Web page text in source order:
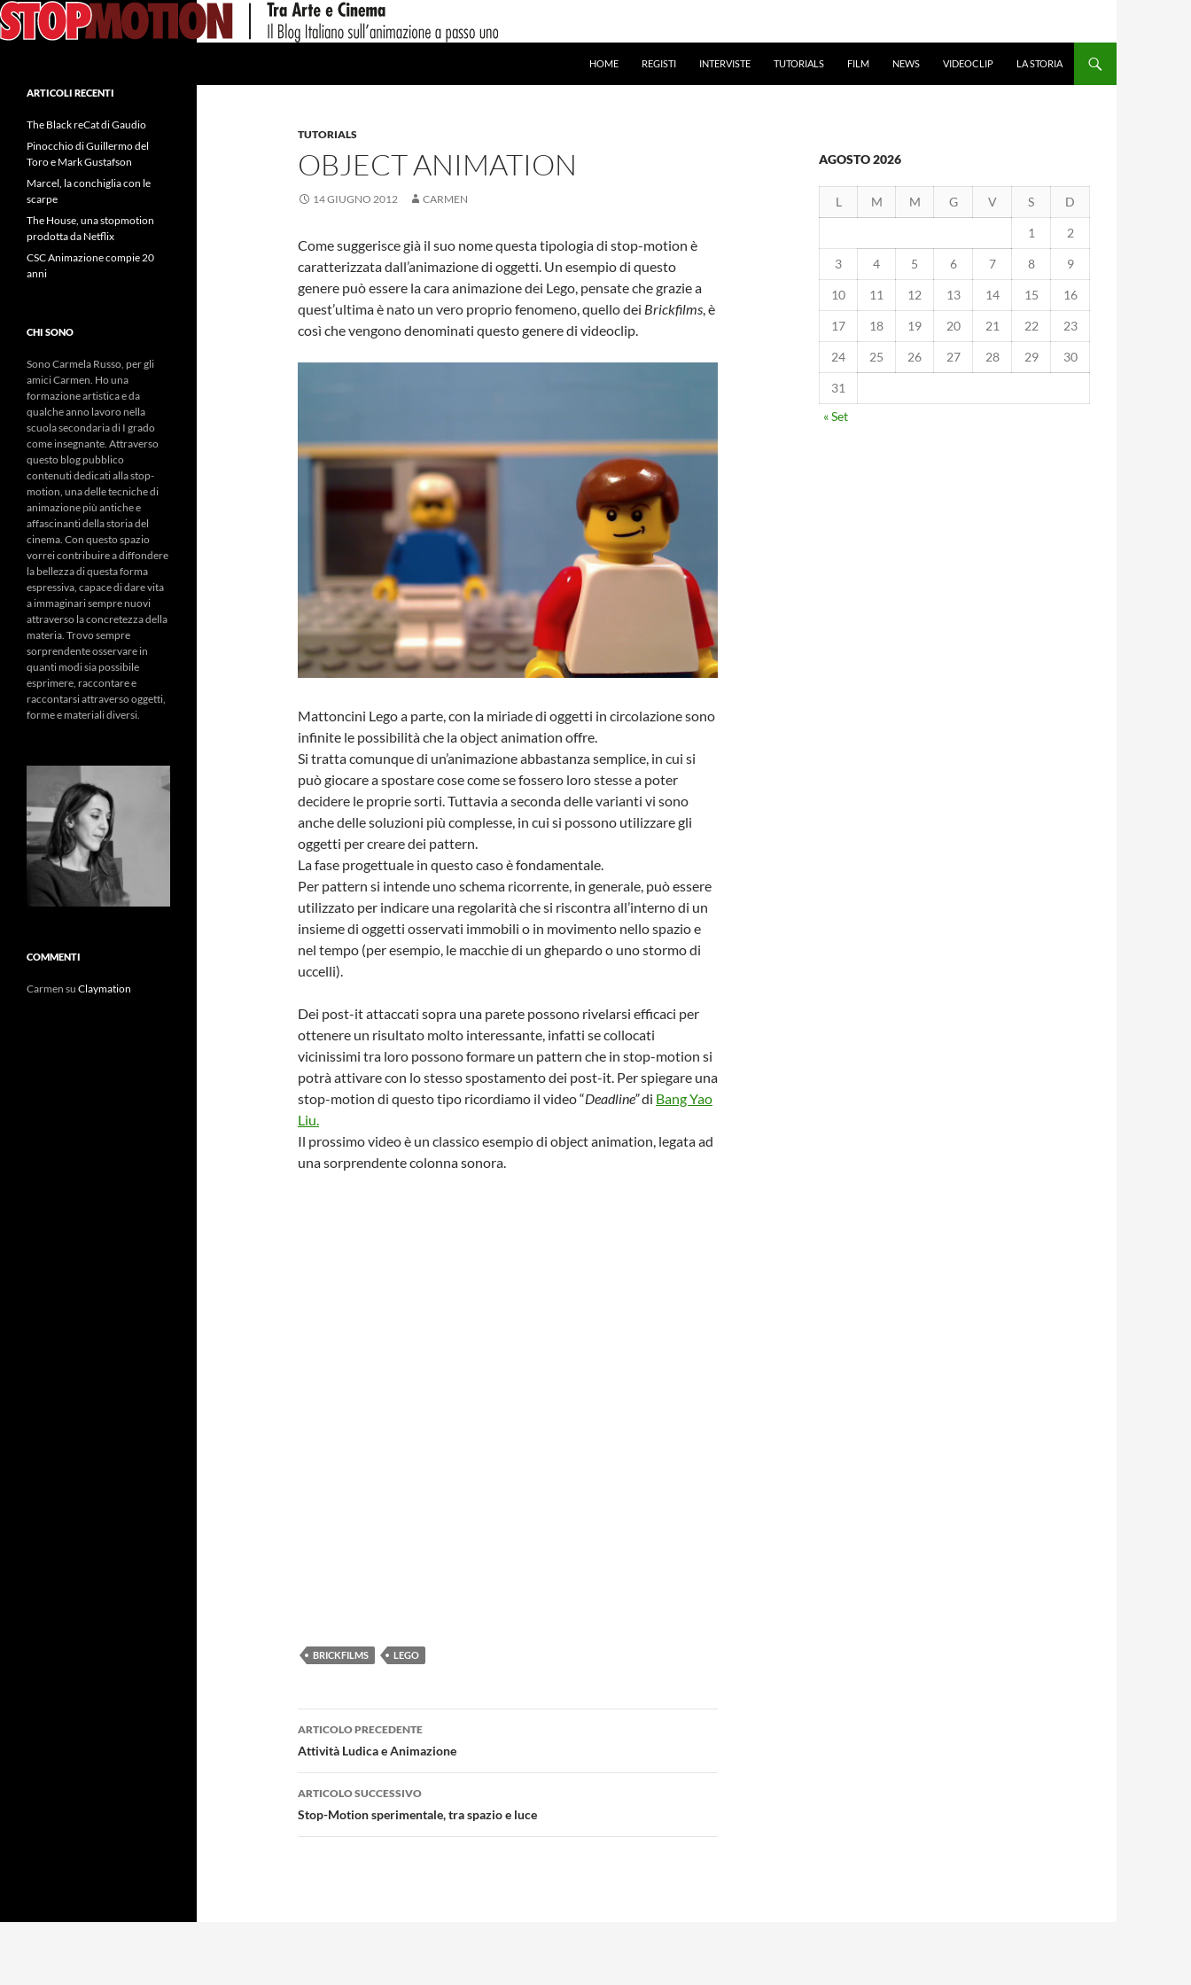
Vai
al
HOME REGISTI INTERVISTE TUTORIALS FILM NEWS VIDEOCLIP LA STORIA
TUTORIALS
OBJECT ANIMATION
14 GIUGNO 2012 CARMEN
Come suggerisce già il suo nome questa tipologia di stop-motion è
caratterizzata dall’animazione di oggetti. Un esempio di questo
genere può essere la cara animazione dei Lego, pensate che grazie a
quest’ultima è nato un vero proprio fenomeno, quello dei Brickfilms, è
così che vengono denominati questo genere di videoclip.
Mattoncini Lego a parte, con la miriade di oggetti in circolazione sono
infinite le possibilità che la object animation offre.
Si tratta comunque di un’animazione abbastanza semplice, in cui si
può giocare a spostare cose come se fossero loro stesse a poter
decidere le proprie sorti. Tuttavia a seconda delle varianti vi sono
anche delle soluzioni più complesse, in cui si possono utilizzare gli
oggetti per creare dei pattern.
La fase progettuale in questo caso è fondamentale.
Per pattern si intende uno schema ricorrente, in generale, può essere
utilizzato per indicare una regolarità che si riscontra all’interno di un
insieme di oggetti osservati immobili o in movimento nello spazio e
nel tempo (per esempio, le macchie di un ghepardo o uno stormo di
uccelli).
Dei post-it attaccati sopra una parete possono rivelarsi efficaci per
ottenere un risultato molto interessante, infatti se collocati
vicinissimi tra loro possono formare un pattern che in stop-motion si
potrà attivare con lo stesso spostamento dei post-it. Per spiegare una
stop-motion di questo tipo ricordiamo il video “Deadline”di Bang Yao
Liu.
Il prossimo video è un classico esempio di object animation, legata ad
una sorprendente colonna sonora.
BRICKFILMS LEGO
Navigazione
articolo
ARTICOLO PRECEDENTE
Attività Ludica e Animazione
ARTICOLO SUCCESSIVO
Stop-Motion sperimentale, tra spazio e luce
AGOSTO 2026
L M M G V S D
1 2
3 4 5 6 7 8 9
10 11 12 13 14 15 16
17 18 19 20 21 22 23
24 25 26 27 28 29 30
31
« Set
ARTICOLI RECENTI
The Black reCat di Gaudio
Pinocchio di Guillermo del
Toro e Mark Gustafson
Marcel, la conchiglia con le
scarpe
The House, una stopmotion
prodotta da Netflix
CSC Animazione compie 20
anni
CHI SONO
Sono Carmela Russo, per gli
amici Carmen. Ho una
formazione artistica e da
qualche anno lavoro nella
scuola secondaria di I grado
come insegnante. Attraverso
questo blog pubblico
contenuti dedicati alla stop-
motion, una delle tecniche di
animazione più antiche e
affascinanti della storia del
cinema. Con questo spazio
vorrei contribuire a diffondere
la bellezza di questa forma
espressiva, capace di dare vita
a immaginari sempre nuovi
attraverso la concretezza della
materia. Trovo sempre
sorprendente osservare in
quanti modi sia possibile
esprimere, raccontare e
raccontarsi attraverso oggetti,
forme e materiali diversi.
COMMENTI
Carmen su Claymation